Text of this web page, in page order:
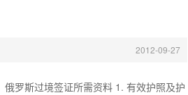
2012-09-27
罗斯过境签证所需资料 1. 有效护照及护